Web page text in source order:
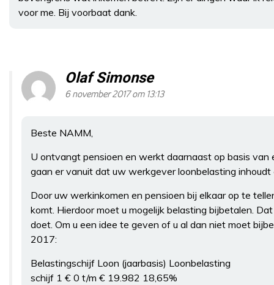
voor me. Bij voorbaat dank.
Olaf Simonse
6 november 2017 om 13:13
Beste NAMM,
U ontvangt pensioen en werkt daarnaast op basis
gaan er vanuit dat uw werkgever loonbelasting
Door uw werkinkomen en pensioen bij elkaar op te
komt. Hierdoor moet u mogelijk belasting bijbetalen.
doet. Om u een idee te geven of u al dan niet moet
2017:
Belastingschijf Loon (jaarbasis) Loonbelasting
schijf 1 € 0 t/m € 19.982 18,65%